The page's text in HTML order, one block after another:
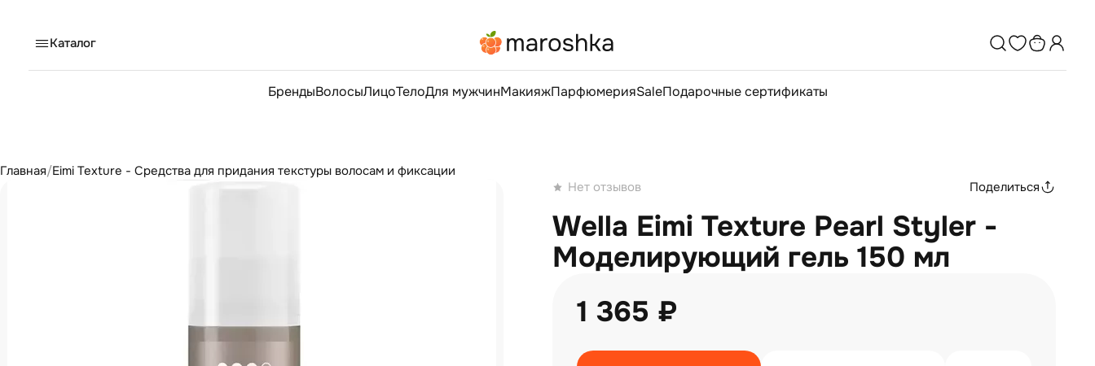
Каталог
БрендыВолосыЛицоТелоДля мужчинМакияжПарфюмерияSaleПодарочные сертификаты
Главная/Eimi Texture - Средства для придания текстуры волосам и фиксации
Нет отзывов
Поделиться
Wella Eimi Texture Pearl Styler -
Моделирующий гель 150 мл
1 365 ₽